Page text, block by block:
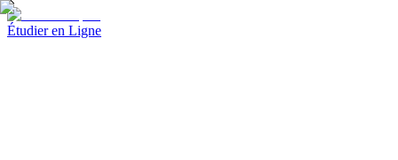
Étudier en Ligne